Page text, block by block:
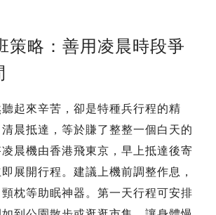
策略：善用凌晨時段爭
起來辛苦，卻是特種兵行程的精
晨抵達，等於賺了整整一個白天的
晨機由香港飛東京，早上抵達後寄
展開行程。建議上機前調整作息，
枕等助眠神器。第一天行程可安排